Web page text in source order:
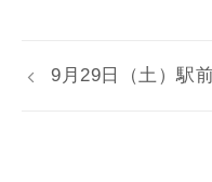
9月29日（土）駅